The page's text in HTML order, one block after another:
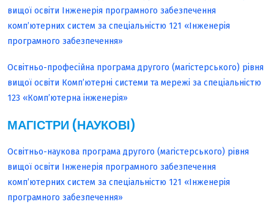
вищої освіти Інженерія програмного забезпечення
комп’ютерних систем за спеціальністю 121 «Інженерія
програмного забезпечення»
Освітньо-професійна програма другого (магістерського) рівня
вищої освіти Комп’ютерні системи та мережі за спеціальністю
123 «Комп’ютерна інженерія»
МАГІСТРИ (НАУКОВІ)
Освітньо-наукова програма другого (магістерського) рівня
вищої освіти Інженерія програмного забезпечення
комп’ютерних систем за спеціальністю 121 «Інженерія
програмного забезпечення»